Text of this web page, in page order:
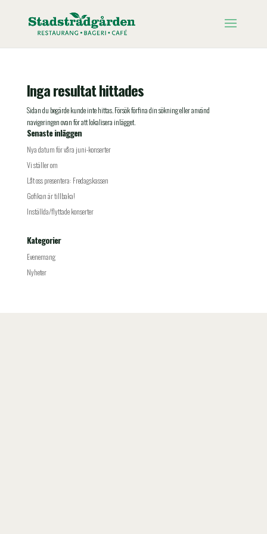
Inga resultat hittades
Sidan du begärde kunde inte hittas. Försök förfina din sökning eller använd
navigeringen ovan för att lokalisera inlägget.
Senaste inläggen
Nya datum för våra juni-konserter
Vi ställer om
Låt oss presentera: Fredagskassen
Gofikan är tillbaka!
Inställda/flyttade konserter
Kategorier
Evenemang
Nyheter